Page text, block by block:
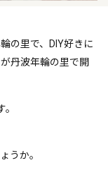
の里で、DIY好きに
丹波年輪の里で開
うか。